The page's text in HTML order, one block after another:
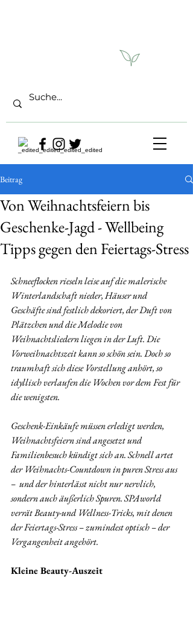
Beitrag
Von Weihnachtsfeiern bis
Geschenke-Jagd - Wellbeing
Tipps gegen den Feiertags-Stress
Schneeflocken rieseln leise auf die malerische
Winterlandschaft nieder, Häuser und
Geschäfte sind festlich dekoriert, der Duft von
Plätzchen und die Melodie von
Weihnachtsliedern liegen in der Luft. Die
Vorweihnachtszeit kann so schön sein. Doch so
traumhaft sich diese Vorstellung anhört, so
idyllisch verlaufen die Wochen vor dem Fest für
die wenigsten.
Geschenk-Einkäufe müssen erledigt werden,
Weihnachtsfeiern sind angesetzt und
Familienbesuch kündigt sich an. Schnell artet
der Weihnachts-Countdown in puren Stress aus
–  und der hinterlässt nicht nur nervlich,
sondern auch äußerlich Spuren. SPAworld
verrät Beauty-und Wellness-Tricks, mit denen
der Feiertags-Stress – zumindest optisch – der
Vergangenheit angehört.
Kleine Beauty-Auszeit